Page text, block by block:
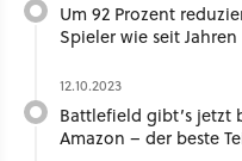
Um 92 Prozent
Spieler wie seit
12.10.2023
Battlefield gibt’s jetzt
Amazon – der beste